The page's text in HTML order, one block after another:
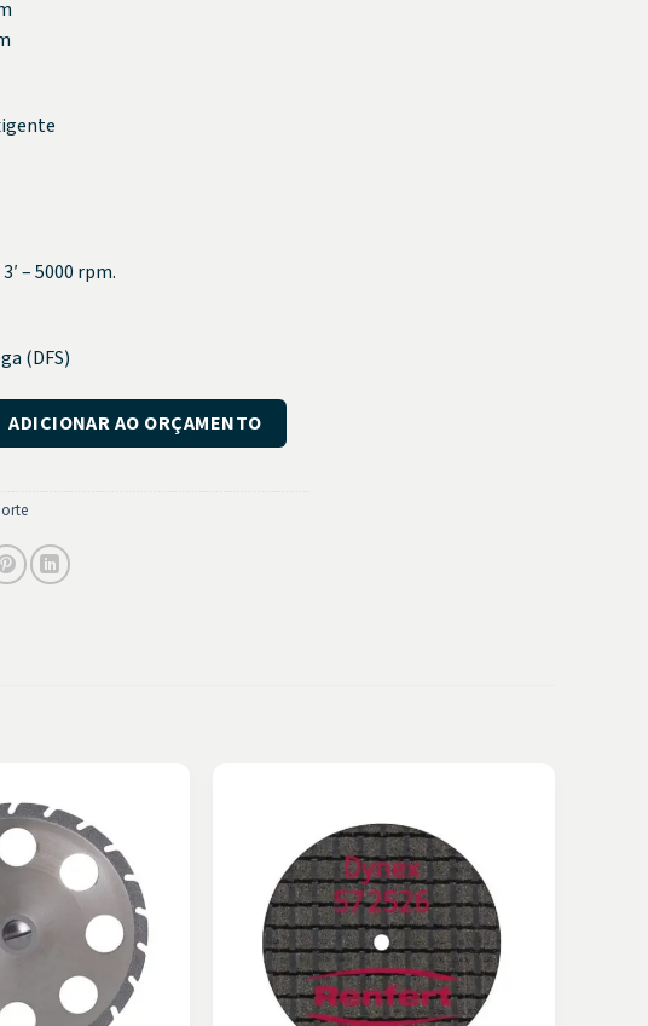
– 5000 rpm.
(DFS)
Ventilado 22X0,17mm quantidade
ADICIONAR AO ORÇAMENTO